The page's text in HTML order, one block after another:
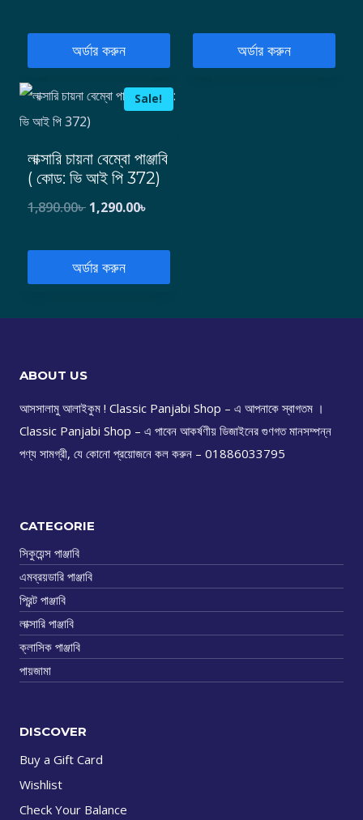
অর্ডার করুন অর্ডার করুন
Sale!
লাক্সারি চায়না বেম্বো পাঞ্জাবি
( কোড: ভি আই পি 372)
1,890.00৳ 1,290.00৳
অর্ডার করুন
ABOUT US
আসসালামু আলাইকুম ! Classic Panjabi Shop – এ আপনাকে স্বাগতম ।
Classic Panjabi Shop – এ পাবেন আকর্ষণীয় ডিজাইনের গুণগত মানসম্পন্ন
পণ্য সামগ্রী, যে কোনো প্রয়োজনে কল করুন – 01886033795
CATEGORIE
সিকুয়েন্স পাঞ্জাবি
এমব্রয়ডারি পাঞ্জাবি
প্রিন্ট পাঞ্জাবি
লাক্সারি পাঞ্জাবি
ক্লাসিক পাঞ্জাবি
পায়জামা
DISCOVER
Buy a Gift Card
Wishlist
Check Your Balance